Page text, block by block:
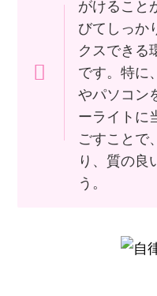
がけること
びてしっか
クスできる
です。特に
やパソコン
ーライトに
ごすことで
り、質の良
う。